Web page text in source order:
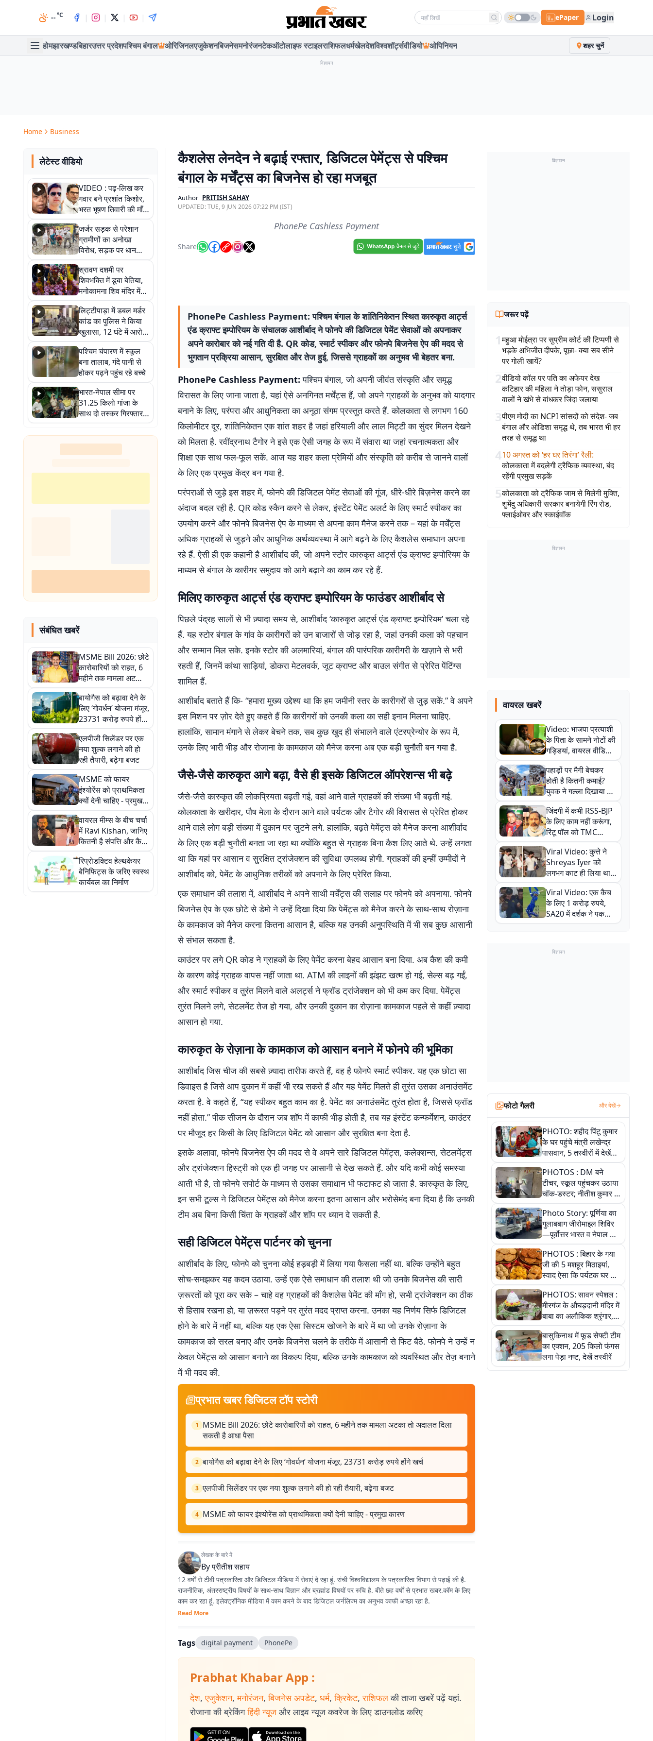
--°C | | | | Search news ePaper Login
होमझारखण्डबिहारउत्तर प्रदेशपश्चिम बंगाल ओरिजिनलएजुकेशनबिजनेसमनोरंजनटेकऑटोलाइफ स्टाइलराशिफलधर्मखेलदेशविश्वशॉर्ट्सवीडियो ओपिनियन शहर चुनें
विज्ञापन
Home Business
लेटेस्ट वीडियो
VIDEO : पढ़-लिख कर
गवार बने प्रशांत किशोर,
भरत भूषण तिवारी की माँ ने
कहा नहीं थी उम्मीद, बेटा
था तो किसी को बोलने की
नहीं थी हिम्मत
जर्जर सड़क से परेशान
ग्रामीणों का अनोखा
विरोध, सड़क पर धान
रोपकर और खाद डालकर
जताया आक्रोश
श्रावण दशमी पर
शिवभक्ति में डूबा बेतिया,
मनोकामना शिव मंदिर में
हुआ भव्य श्रृंगार
लिट्टीपाड़ा में डबल मर्डर
कांड का पुलिस ने किया
खुलासा, 12 घंटे में आरोपी
गिरफ्तार
पश्चिम चंपारण में स्कूल
बना तालाब, गंदे पानी से
होकर पढ़ने पहुंच रहे बच्चे
भारत-नेपाल सीमा पर
31.25 किलो गांजा के
साथ दो तस्कर गिरफ्तार,
नेपाली नंबर की बाइक
जब्त
संबंधित खबरें
MSME Bill 2026: छोटे
कारोबारियों को राहत, 6
महीने तक मामला अटका
तो अदालत दिला सकती है
आधा पैसा
बायोगैस को बढ़ावा देने के
लिए ‘गोवर्धन’ योजना मंजूर,
23731 करोड़ रुपये होंगे
खर्च
एलपीजी सिलेंडर पर एक
नया शुल्क लगाने की हो
रही तैयारी, बढ़ेगा बजट
MSME को फायर
इंश्योरेंस को प्राथमिकता
क्यों देनी चाहिए - प्रमुख
कारण
वायरल मीम्स के बीच चर्चा
में Ravi Kishan, जानिए
कितनी है संपत्ति और कैसी
है लाइफस्टाइल
रिप्रोडक्टिव हेल्थकेयर
बेनिफिट्स के जरिए स्वस्थ
कार्यबल का निर्माण
कैशलेस लेनदेन ने बढ़ाई रफ्तार, डिजिटल पेमेंट्स से पश्चिम
बंगाल के मर्चेंट्स का बिजनेस हो रहा मजबूत
Author PRITISH SAHAY
UPDATED:TUE, 9 JUN 2026 07:22 PM (IST)
PhonePe Cashless Payment
Share
PhonePe Cashless Payment: पश्चिम बंगाल के शांतिनिकेतन स्थित कारुकृत आर्ट्स
एंड क्राफ्ट इम्पोरियम के संचालक आशीर्बाद ने फोनपे की डिजिटल पेमेंट सेवाओं को अपनाकर
अपने कारोबार को नई गति दी है. QR कोड, स्मार्ट स्पीकर और फोनपे बिजनेस ऐप की मदद से
भुगतान प्रक्रिया आसान, सुरक्षित और तेज हुई, जिससे ग्राहकों का अनुभव भी बेहतर बना.
PhonePe Cashless Payment: पश्चिम बंगाल, जो अपनी जीवंत संस्कृति और समृद्ध
विरासत के लिए जाना जाता है, यहां ऐसे अनगिनत मर्चेंट्स हैं, जो अपने ग्राहकों के अनुभव को यादगार
बनाने के लिए, परंपरा और आधुनिकता का अनूठा संगम प्रस्तुत करते हैं. कोलकाता से लगभग 160
किलोमीटर दूर, शांतिनिकेतन एक शांत शहर है जहां हरियाली और लाल मिट्टी का सुंदर मिलन देखने
को मिलता है. रवींद्रनाथ टैगोर ने इसे एक ऐसी जगह के रूप में संवारा था जहां रचनात्मकता और
शिक्षा एक साथ फल-फूल सकें. आज यह शहर कला प्रेमियों और संस्कृति को करीब से जानने वालों
के लिए एक प्रमुख केंद्र बन गया है.
परंपराओं से जुड़े इस शहर में, फोनपे की डिजिटल पेमेंट सेवाओं की गूंज, धीरे-धीरे बिज़नेस करने का
अंदाज बदल रही है. QR कोड स्कैन करने से लेकर, इंस्टेंट पेमेंट अलर्ट के लिए स्मार्ट स्पीकर का
उपयोग करने और फोनपे बिजनेस ऐप के माध्यम से अपना काम मैनेज करने तक – यहां के मर्चेंट्स
अधिक ग्राहकों से जुड़ने और आधुनिक अर्थव्यवस्था में आगे बढ़ने के लिए कैशलेस समाधान अपना
रहे हैं. ऐसी ही एक कहानी है आशीर्बाद की, जो अपने स्टोर कारुकृत आर्ट्स एंड क्राफ्ट इम्पोरियम के
माध्यम से बंगाल के कारीगर समुदाय को आगे बढ़ाने का काम कर रहे हैं.
मिलिए कारुकृत आर्ट्स एंड क्राफ्ट इम्पोरियम के फाउंडर आशीर्बाद से
पिछले पंद्रह सालों से भी ज़्यादा समय से, आशीर्बाद ‘कारुकृत आर्ट्स एंड क्राफ्ट इम्पोरियम’ चला रहे
हैं. यह स्टोर बंगाल के गांव के कारीगरों को उन बाजारों से जोड़ रहा है, जहां उनकी कला को पहचान
और सम्मान मिल सके. इनके स्टोर की अलमारियां, बंगाल की पारंपरिक कारीगरी के खज़ाने से भरी
रहती हैं, जिनमें कांथा साड़ियां, डोकरा मेटलवर्क, जूट क्राफ्ट और बाउल संगीत से प्रेरित पेंटिंग्स
शामिल हैं.
आशीर्बाद बताते हैं कि- “हमारा मुख्य उद्देश्य था कि हम जमीनी स्तर के कारीगरों से जुड़ सकें.” वे अपने
इस मिशन पर ज़ोर देते हुए कहते हैं कि कारीगरों को उनकी कला का सही इनाम मिलना चाहिए.
हालांकि, सामान मंगाने से लेकर बेचने तक, सब कुछ खुद ही संभालने वाले एंटरप्रेन्योर के रूप में,
उनके लिए भारी भीड़ और रोजाना के कामकाज को मैनेज करना अब एक बड़ी चुनौती बन गया है.
जैसे-जैसे कारुकृत आगे बढ़ा, वैसे ही इसके डिजिटल ऑपरेशन्स भी बढ़े
जैसे-जैसे कारुकृत की लोकप्रियता बढ़ती गई, वहां आने वाले ग्राहकों की संख्या भी बढ़ती गई.
कोलकाता के खरीदार, पौष मेला के दौरान आने वाले पर्यटक और टैगोर की विरासत से प्रेरित होकर
आने वाले लोग बड़ी संख्या में दुकान पर जुटने लगे. हालांकि, बढ़ते पेमेंट्स को मैनेज करना आशीर्वाद
के लिए एक बड़ी चुनौती बनता जा रहा था क्योंकि बहुत से ग्राहक बिना कैश लिए आते थे. उन्हें लगता
था कि यहां पर आसान व सुरक्षित ट्रांजेक्शन की सुविधा उपलब्ध होगी. ग्राहकों की इन्हीं उम्मीदों ने
आशीर्बाद को, पेमेंट के आधुनिक तरीकों को अपनाने के लिए प्रेरित किया.
एक समाधान की तलाश में, आशीर्बाद ने अपने साथी मर्चेंट्स की सलाह पर फोनपे को अपनाया. फोनपे
बिजनेस ऐप के एक छोटे से डेमो ने उन्हें दिखा दिया कि पेमेंट्स को मैनेज करने के साथ-साथ रोज़ाना
के कामकाज को मैनेज करना कितना आसान है, बल्कि यह उनकी अनुपस्थिति में भी सब कुछ आसानी
से संभाल सकता है.
काउंटर पर लगे QR कोड ने ग्राहकों के लिए पेमेंट करना बेहद आसान बना दिया. अब कैश की कमी
के कारण कोई ग्राहक वापस नहीं जाता था. ATM की लाइनों की झंझट खत्म हो गई, सेल्स बढ़ गईं,
और स्मार्ट स्पीकर व तुरंत मिलने वाले अलर्ट्स ने फ्रॉड ट्रांजेक्शन को भी कम कर दिया. पेमेंट्स
तुरंत मिलने लगे, सेटलमेंट तेज हो गया, और उनकी दुकान का रोज़ाना कामकाज पहले से कहीं ज़्यादा
आसान हो गया.
कारुकृत के रोज़ाना के कामकाज को आसान बनाने में फोनपे की भूमिका
आशीर्बाद जिस चीज की सबसे ज़्यादा तारीफ करते हैं, वह है फोनपे स्मार्ट स्पीकर. यह एक छोटा सा
डिवाइस है जिसे आप दुकान में कहीं भी रख सकते हैं और यह पेमेंट मिलते ही तुरंत उसका अनाउंसमेंट
करता है. वे कहते हैं, “यह स्पीकर बहुत काम का है. पेमेंट का अनाउंसमेंट तुरंत होता है, जिससे फ्रॉड
नहीं होता.” पीक सीजन के दौरान जब शॉप में काफी भीड़ होती है, तब यह इंस्टेंट कन्फर्मेशन, काउंटर
पर मौजूद हर किसी के लिए डिजिटल पेमेंट को आसान और सुरक्षित बना देता है.
इसके अलावा, फोनपे बिजनेस ऐप की मदद से वे अपने सारे डिजिटल पेमेंट्स, कलेक्शन्स, सेटलमेंट्स
और ट्रांजेक्शन हिस्ट्री को एक ही जगह पर आसानी से देख सकते हैं. और यदि कभी कोई समस्या
आती भी है, तो फोनपे सपोर्ट के माध्यम से उसका समाधान भी फटाफट हो जाता है. कारुकृत के लिए,
इन सभी टूल्स ने डिजिटल पेमेंट्स को मैनेज करना इतना आसान और भरोसेमंद बना दिया है कि उनकी
टीम अब बिना किसी चिंता के ग्राहकों और शॉप पर ध्यान दे सकती है.
सही डिजिटल पेमेंट्स पार्टनर को चुनना
आशीर्बाद के लिए, फोनपे को चुनना कोई हड़बड़ी में लिया गया फैसला नहीं था. बल्कि उन्होंने बहुत
सोच-समझकर यह कदम उठाया. उन्हें एक ऐसे समाधान की तलाश थी जो उनके बिजनेस की सारी
ज़रूरतों को पूरा कर सके – चाहे वह ग्राहकों की कैशलेस पेमेंट की माँग हो, सभी ट्रांजेक्शन का ठीक
से हिसाब रखना हो, या ज़रूरत पड़ने पर तुरंत मदद प्राप्त करना. उनका यह निर्णय सिर्फ डिजिटल
होने के बारे में नहीं था, बल्कि यह एक ऐसा सिस्टम खोजने के बारे में था जो उनके रोज़ाना के
कामकाज को सरल बनाए और उनके बिजनेस चलने के तरीके में आसानी से फिट बैठे. फोनपे ने उन्हें न
केवल पेमेंट्स को आसान बनाने का विकल्प दिया, बल्कि उनके कामकाज को व्यवस्थित और तेज़ बनाने
में भी मदद की.
प्रभात खबर डिजिटल टॉप स्टोरी
1
MSME Bill 2026: छोटे कारोबारियों को राहत, 6 महीने तक मामला अटका तो अदालत दिला
सकती है आधा पैसा
2 बायोगैस को बढ़ावा देने के लिए ‘गोवर्धन’ योजना मंजूर, 23731 करोड़ रुपये होंगे खर्च
3 एलपीजी सिलेंडर पर एक नया शुल्क लगाने की हो रही तैयारी, बढ़ेगा बजट
4 MSME को फायर इंश्योरेंस को प्राथमिकता क्यों देनी चाहिए - प्रमुख कारण
लेखक के बारे में
Byप्रीतीश सहाय
12 वर्षों से टीवी पत्रकारिता और डिजिटल मीडिया में सेवाएं दे रहा हूं. रांची विश्वविद्यालय के पत्रकारिता विभाग से पढ़ाई की है.
राजनीतिक, अंतरराष्ट्रीय विषयों के साथ-साथ विज्ञान और ब्रह्मांड विषयों पर रुचि है. बीते छह वर्षों से प्रभात खबर.कॉम के लिए
काम कर रहा हूं. इलेक्ट्रॉनिक मीडिया में काम करने के बाद डिजिटल जर्नलिज्म का अनुभव काफी अच्छा रहा है.
Read More
Tags digital payment PhonePe
Prabhat Khabar App :
देश, एजुकेशन, मनोरंजन, बिजनेस अपडेट, धर्म, क्रिकेट, राशिफल की ताजा खबरें पढ़ें यहां.
रोजाना की ब्रेकिंग हिंदी न्यूज और लाइव न्यूज कवरेज के लिए डाउनलोड करिए
विज्ञापन
जरूर पढ़ें
1महुआ मोईत्रा पर सुप्रीम कोर्ट की टिप्पणी से
भड़के अभिजीत दीपके, पूछा- क्या सब सीने
पर गोली खायें?
2वीडियो कॉल पर पति का अफेयर देख
कटिहार की महिला ने तोड़ा फोन, ससुराल
वालों ने खंभे से बांधकर जिंदा जलाया
3पीएम मोदी का NCPI सांसदों को संदेश- जब
बंगाल और ओडिशा समृद्ध थे, तब भारत भी हर
तरह से समृद्ध था
410 अगस्त को ‘हर घर तिरंगा’ रैली:
कोलकाता में बदलेगी ट्रैफिक व्यवस्था, बंद
रहेंगी प्रमुख सड़कें
5कोलकाता को ट्रैफिक जाम से मिलेगी मुक्ति,
शुभेंदु अधिकारी सरकार बनायेगी रिंग रोड,
फ्लाईओवर और स्काईवॉक
विज्ञापन
वायरल खबरें
Video: भाजपा प्रत्याशी
के पिता के सामने नोटों की
गड्डियां, वायरल वीडियो
से राजनीति में उबाल,
अजित महतो बोले- TMC
की गंदी चाल
पहाड़ों पर मैगी बेचकर
होती है कितनी कमाई?
युवक ने गल्ला दिखाया तो
नौकरी वालों के खड़े हो गए
कान
जिंदगी में कभी RSS-BJP
के लिए काम नहीं करूंगा,
रिंटू पॉल को TMC
ऑफिस में ले जाकर पीटा,
Video वायरल
Viral Video: कुत्ते ने
Shreyas Iyer को
लगभग काट ही लिया था,
न्यूजीलैंड सीरीज से पहले
बाल-बाल बचे
Viral Video: एक कैच
के लिए 1 करोड़ रुपये,
SA20 में दर्शक ने पकड़ा
एक हाथ से गजब का कैच
विज्ञापन
फोटो गैलरी और देखें
PHOTO: शहीद पिंटू कुमार
के घर पहुंचे मंत्री लखेन्द्र
पासवान, 5 तस्वीरों में देखें
उस भावुक पल की पूरी
कहानी
PHOTOS : DM बने
टीचर, स्कूल पहुंचकर उठाया
चॉक-डस्टर; नीतीश कुमार के
इस चहेते अधिकारी को
जानिए
Photo Story: पूर्णिया का
गुलाबबाग जीरोमाइल शिविर
—पूर्वोत्तर भारत व नेपाल के
कांवरियों का प्रमुख सेवा धाम
PHOTOS : बिहार के गया
जी की 5 मशहूर मिठाइयां,
स्वाद ऐसा कि पर्यटक घर ले
जाना नहीं भूलते, तस्वीरों में
देखें
PHOTOS: सावन स्पेशल :
मीरगंज के औघड़दानी मंदिर में
बाबा का अलौकिक श्रृंगार,
तस्वीरों में देखें महादेव के कई
मनमोहक स्वरूप
बासुकिनाथ में फूड सेफ्टी टीम
का एक्शन, 205 किलो फंगस
लगा पेड़ा नष्ट, देखें तस्वीरें